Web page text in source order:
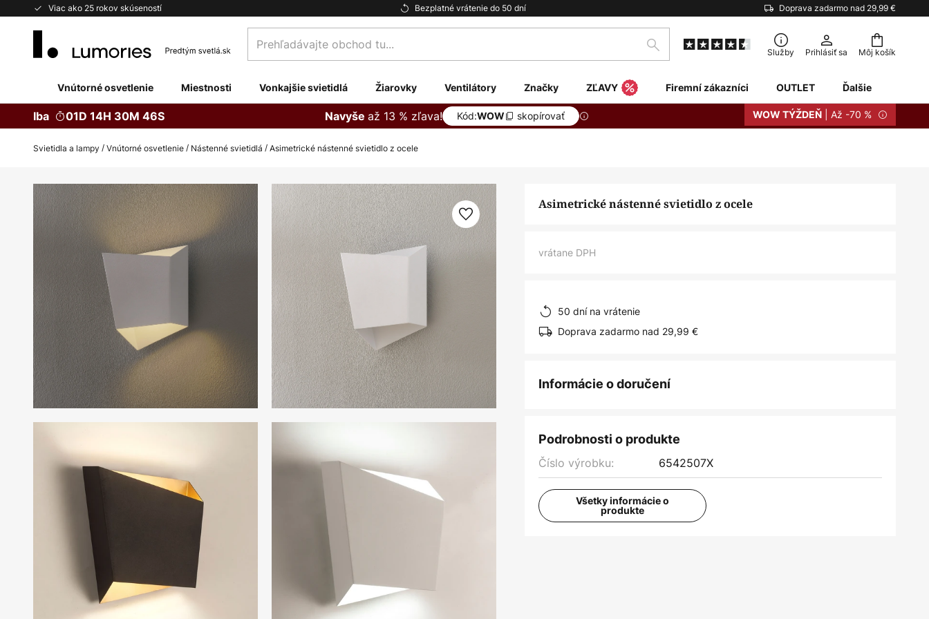
Viac ako 25 rokov skúseností Bezplatné vrátenie do 50 dní Doprava zadarmo nad 29,99 €
Skip
Môj košík
Prehľadávajte
obchod
Hľadať Služby Prihlásiť sa
Vnútorné osvetlenie Miestnosti Vonkajšie svietidlá Žiarovky Ventilátory Značky ZĽAVY Firemní zákazníci OUTLET Ďalšie
Iba 01D 14H 30M 45S Navyše až 13 % zľava! Kód:WOW skopírovať WOW TÝŽDEŇ | Až -70 %
Svietidla a lampy Vnútorné osvetlenie Nástenné svietidlá Asimetrické nástenné svietidlo z ocele
Preskočiť
na
koniec
obrázkov
Asimetrické nástenné svietidlo z ocele
vrátane DPH
50 dní na vrátenie
Doprava zadarmo nad 29,99 €
Informácie o doručení
Podrobnosti o produkte
Číslo výrobku: 6542507X
Všetky informácie o
produkte